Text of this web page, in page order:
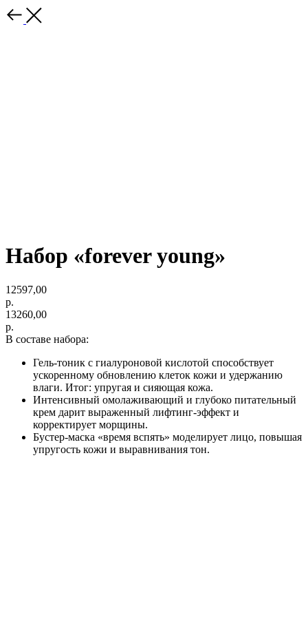
Набор «forever young»
12597,00
р.
13260,00
р.
В составе набора:
Гель-тоник с гиалуроновой кислотой способствует
ускоренному обновлению клеток кожи и удержанию
влаги. Итог: упругая и сияющая кожа.
Интенсивный омолаживающий и глубоко питательный
крем дарит выраженный лифтинг-эффект и
корректирует морщины.
Бустер-маска «время вспять» моделирует лицо, повышая
упругость кожи и выравнивания тон.